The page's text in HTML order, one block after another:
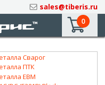
sales@tiberis.ru
0